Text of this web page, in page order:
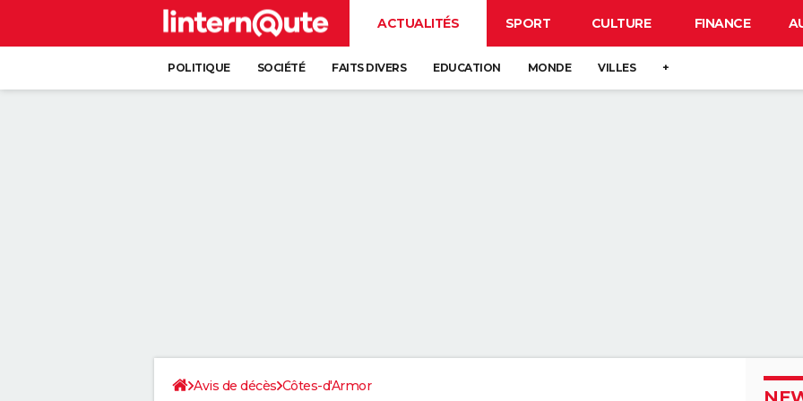
ACTUALITÉS SPORT CULTURE FINANCE
POLITIQUE SOCIÉTÉ FAITS DIVERS EDUCATION MONDE VILLES +
Avis de décès Côtes-d'Armor